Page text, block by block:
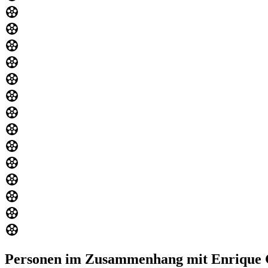
Personen im Zusammenhang mit Enrique